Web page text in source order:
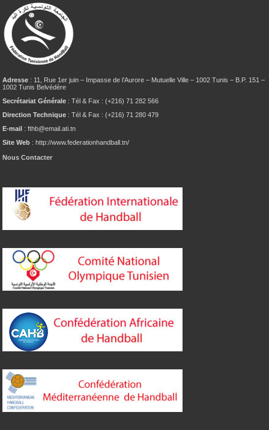
Adresse : 11, Rue 1er juin – Impasse de l’Aurore – Mutuelle Ville – 1002 Tunis – B.P. 151 –
1002 Tunis Belvédère
Secrétariat Générale : Tél & Fax : (+216) 71 282 566
Direction Technique : Tél & Fax : (+216) 71 280 479
E-mail : fthb@email.ati.tn
Site Web : http://www.federationhandball.tn/
Nous Contacter